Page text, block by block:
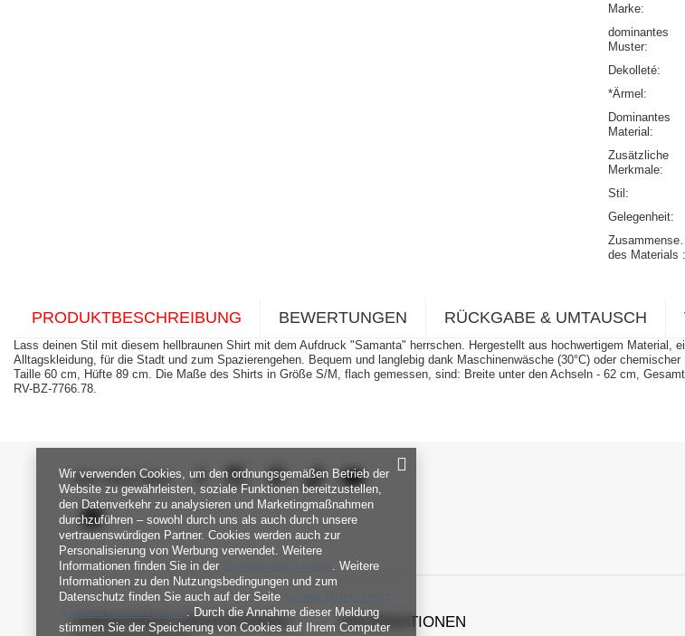
Marke
dominantes
Muster
Dekolleté
*Ärmel
Dominantes
Material
Zusätzliche
Merkmale
Stil
Gelegenheit
des Materials
PRODUKTBESCHREIBUNG BEWERTUNGEN RÜCKGABE & UMTAUSCH
Lass deinen Stil mit diesem hellbraunen Shirt mit dem Aufdruck "Samanta" herrschen. Hergestellt aus hochwertigem
Alltagskleidung, für die Stadt und zum Spazierengehen. Bequem und langlebig dank Maschinenwäsche (30°C) oder
Taille 60 cm, Hüfte 89 cm. Die Maße des Shirts in Größe S/M, flach gemessen, sind: Breite unter den Achseln - 62 cm,
RV-BZ-7766.78.
SEI UNS NAH
FABRIKPREIS-GROSSHANDEL-K
INFORMATIONEN
Wir verwenden Cookies, um den ordnungsgemäßen Betrieb der
Website zu gewährleisten, soziale Funktionen bereitzustellen,
den Datenverkehr zu analysieren und Marketingmaßnahmen
durchzuführen – sowohl durch uns als auch durch unsere
vertrauenswürdigen Partner. Cookies werden auch zur
Personalisierung von Werbung verwendet. Weitere
Informationen finden Sie in der
. Weitere
Informationen zu den Nutzungsbedingungen und zum
Datenschutz finden Sie auch auf der Seite
& Nutzungsbedingungen . Durch die Annahme dieser Meldung
stimmen Sie der Speicherung von Cookies auf Ihrem Computer